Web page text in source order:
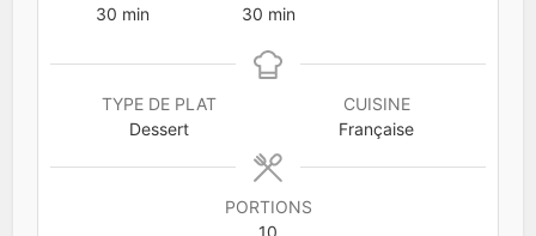
30 minutes
min
30minutes
min
TYPE DE PLAT
Dessert
CUISINE
Française
PORTIONS
10